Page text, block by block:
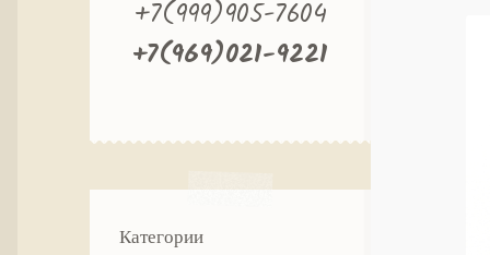
+7(999)905-7604
+7(969)021-9221
Категории